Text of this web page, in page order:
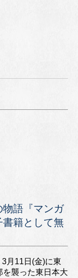
語『マンガ
籍として無
月11日(金)に東
襲った東日本大